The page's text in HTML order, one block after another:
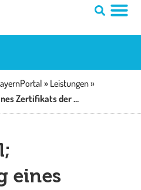
» Leistungen»
Arzneimittel; Beantragung eines Zertifikats der Weltgesundheitsorganisation für die Ausfuhr
eines